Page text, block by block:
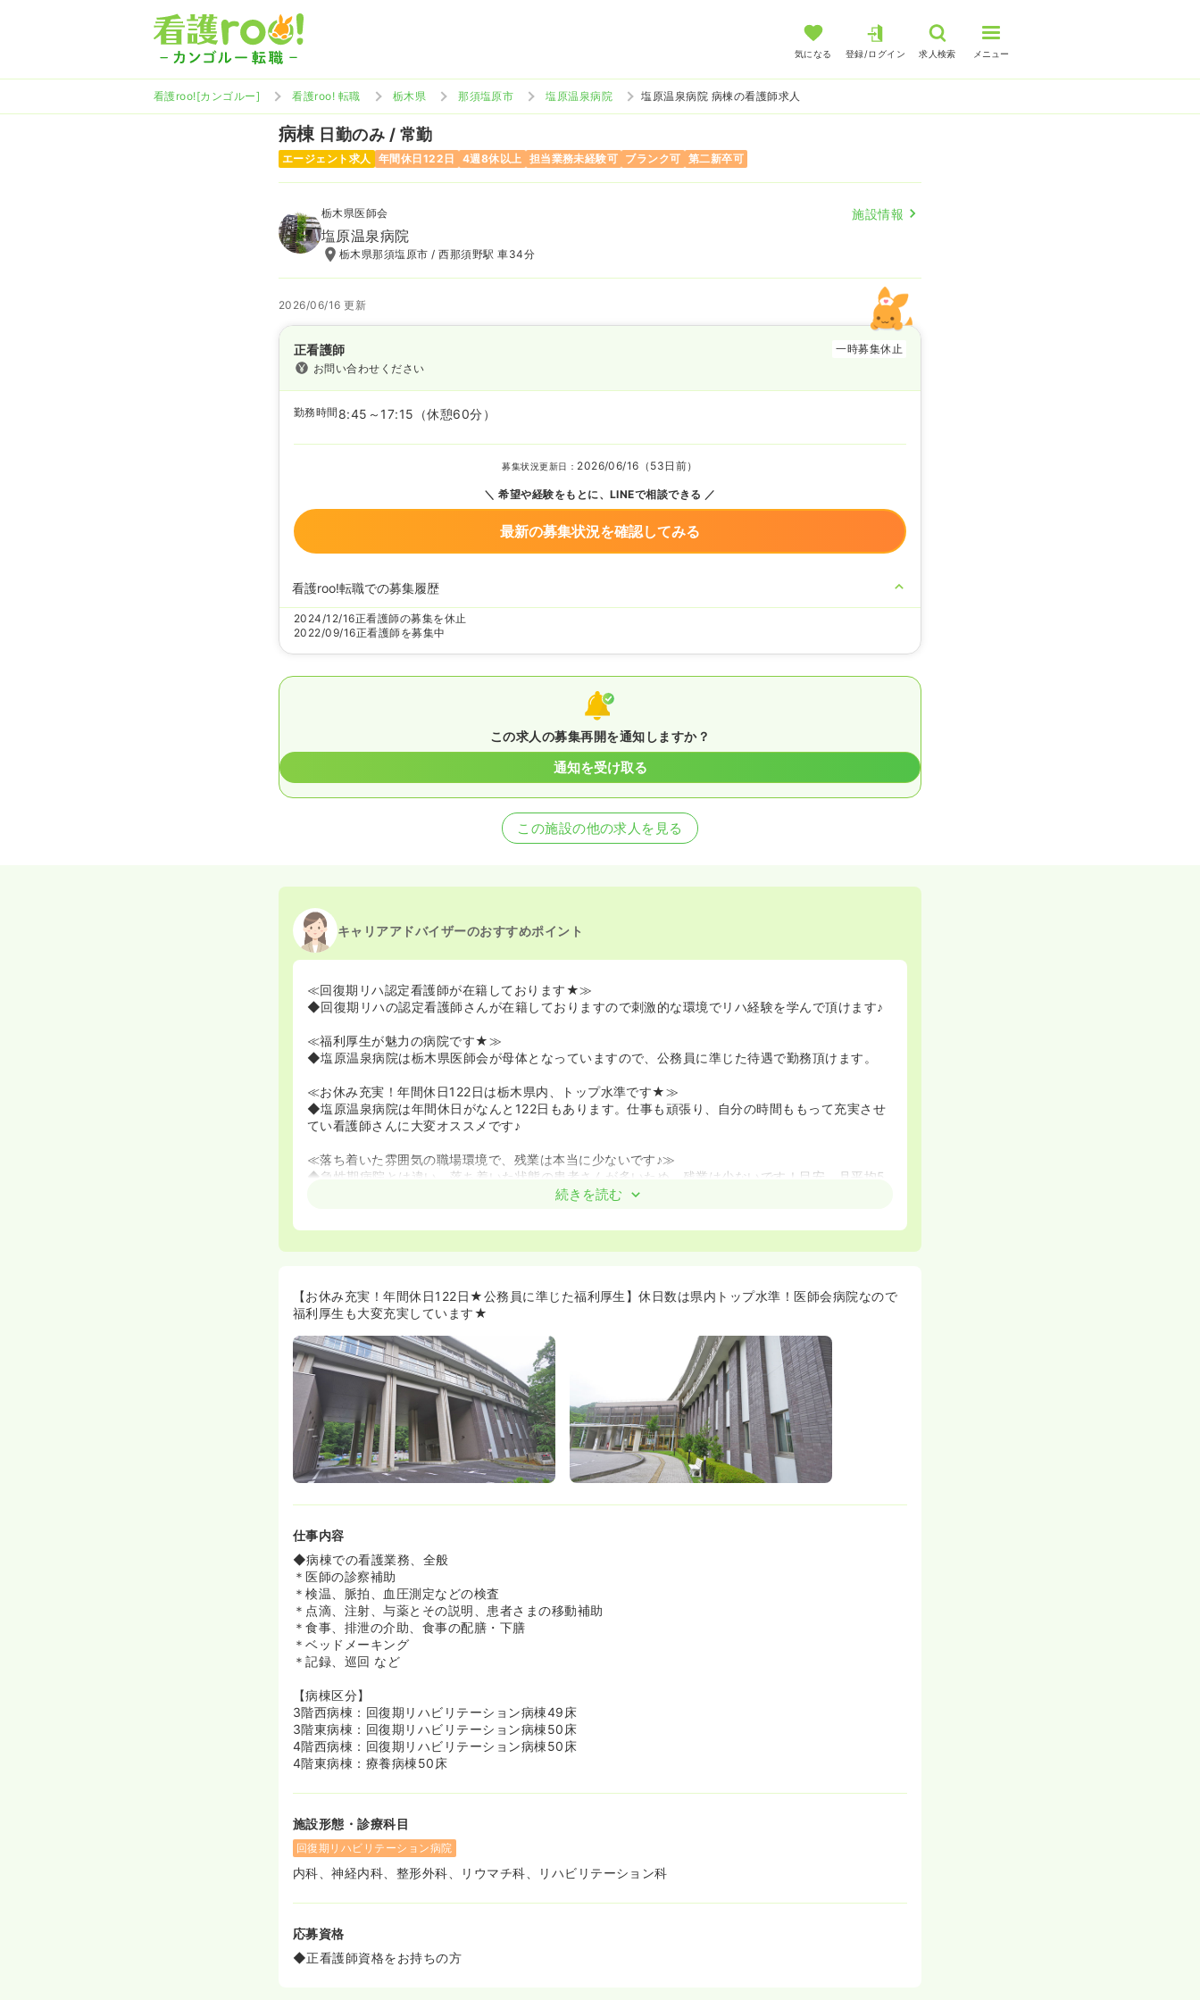
気になる 登録/ログイン 求人検索 メニュー
看護roo![カンゴルー] 看護roo! 転職 栃木県 那須塩原市 塩原温泉病院 塩原温泉病院 病棟の看護師求人
病棟 日勤のみ / 常勤
エージェント求人 年間休日122日 4週8休以上 担当業務未経験可 ブランク可 第二新卒可
栃木県医師会 施設情報
塩原温泉病院
栃木県那須塩原市 / 西那須野駅 車34分
2026/06/16 更新
正看護師
一時募集休止
お問い合わせください
勤務時間 8:45～17:15 （休憩60分）
募集状況更新日： 2026/06/16（53日前）
希望や経験をもとに、LINEで相談できる
最新の募集状況を確認してみる
看護roo!転職での募集履歴
2024/12/16正看護師の募集を休止
2022/09/16正看護師を募集中
この求人の募集再開を通知しますか？
通知を受け取る
この施設の他の求人を見る
キャリアアドバイザーのおすすめポイント
≪回復期リハ認定看護師が在籍しております★≫
◆回復期リハの認定看護師さんが在籍しておりますので刺激的な環境でリハ経験を学んで頂けます♪
≪福利厚生が魅力の病院です★≫
◆塩原温泉病院は栃木県医師会が母体となっていますので、公務員に準じた待遇で勤務頂けます。
≪お休み充実！年間休日122日は栃木県内、トップ水準です★≫
◆塩原温泉病院は年間休日がなんと122日もあります。仕事も頑張り、自分の時間ももって充実させ
てい看護師さんに大変オススメです♪
≪落ち着いた雰囲気の職場環境で、残業は本当に少ないです♪≫
◆急性期病院とは違い、落ち着いた状態の患者さんが多いため、残業は少ないです！目安、月平均5
≪人間関係、フォロー体制◎です≫
≪近くにバス停もございます！≫
続きを読む
【お休み充実！年間休日122日★公務員に準じた福利厚生】休日数は県内トップ水準！医師会病院なので
福利厚生も大変充実しています★
仕事内容
◆病棟での看護業務、全般
＊医師の診察補助
＊検温、脈拍、血圧測定などの検査
＊点滴、注射、与薬とその説明、患者さまの移動補助
＊食事、排泄の介助、食事の配膳・下膳
＊ベッドメーキング
＊記録、巡回 など
【病棟区分】
3階西病棟：回復期リハビリテーション病棟49床
3階東病棟：回復期リハビリテーション病棟50床
4階西病棟：回復期リハビリテーション病棟50床
4階東病棟：療養病棟50床
施設形態・診療科目
回復期リハビリテーション病院
内科、神経内科、整形外科、リウマチ科、リハビリテーション科
応募資格
◆正看護師資格をお持ちの方